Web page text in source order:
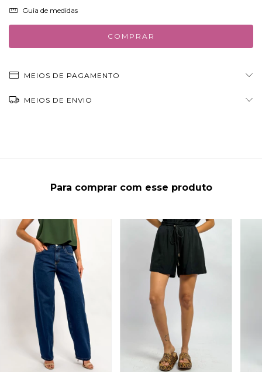
Guia de medidas
MEIOS DE PAGAMENTO
MEIOS DE ENVIO
Para comprar com esse produto